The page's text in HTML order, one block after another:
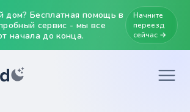
дом? Бесплатная помощь в
сервис - мы все
начала до конца.
Начните
переезд
сейчас →